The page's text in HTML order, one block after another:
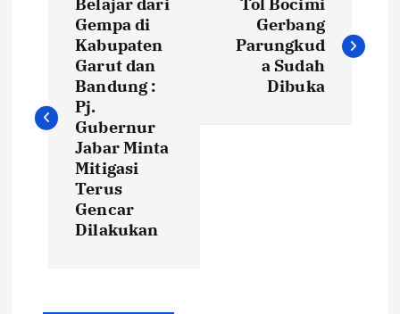
t
Belajar dari
Gempa di
Kabupaten
Garut dan
Bandung :
Pj.
Gubernur
Jabar Minta
Mitigasi
Terus
Gencar
Dilakukan
Tol Bocimi
Gerbang
Parungkud
a Sudah
Dibuka